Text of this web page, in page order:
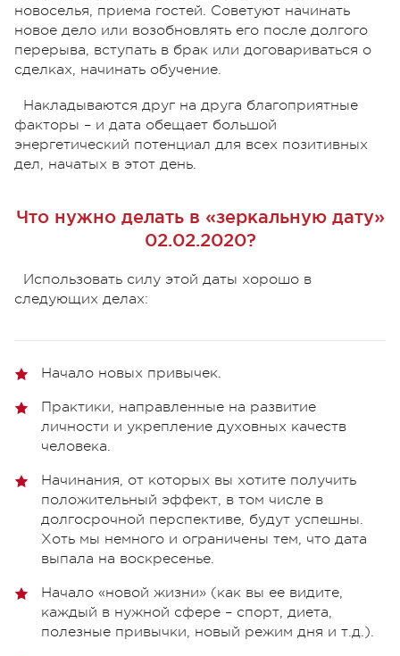
новоселья, приема гостей. Советуют начинать
новое дело или возобновлять его после долгого
перерыва, вступать в брак или договариваться о
сделках, начинать обучение.
Накладываются друг на друга благоприятные
факторы – и дата обещает большой
энергетический потенциал для всех позитивных
дел, начатых в этот день.
Что нужно делать в «зеркальную дату»
02.02.2020?
Использовать силу этой даты хорошо в
следующих делах:
Начало новых привычек.
Практики, направленные на развитие
личности и укрепление духовных качеств
человека.
Начинания, от которых вы хотите получить
положительный эффект, в том числе в
долгосрочной перспективе, будут успешны.
Хоть мы немного и ограничены тем, что дата
выпала на воскресенье.
Начало «новой жизни» (как вы ее видите,
каждый в нужной сфере – спорт, диета,
полезные привычки, новый режим дня и т.д.).